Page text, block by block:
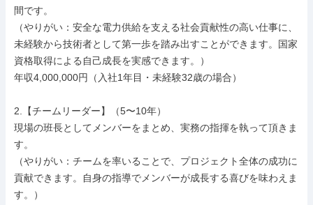
間です。
（やりがい：安全な電力供給を支える社会貢献性の高い仕事に、
未経験から技術者として第一歩を踏み出すことができます。国家
資格取得による自己成長を実感できます。）
年収4,000,000円（入社1年目・未経験32歳の場合）
2.【チームリーダー】（5〜10年）
現場の班長としてメンバーをまとめ、実務の指揮を執って頂きま
す。
（やりがい：チームを率いることで、プロジェクト全体の成功に
貢献できます。自身の指導でメンバーが成長する喜びを味わえま
す。）